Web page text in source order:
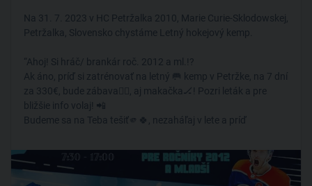
Na 31. 7. 2023 v HC Petržalka 2010, Marie Curie-Sklodowskej,
Petržalka, Slovensko chystáme Letný hokejový kemp.
“Ahoj! Si hráč/ brankár roč. 2012 a ml.!?
Ak áno, príď si zatrénovať na letný 🥅 kemp v Petržke, na 7 dní
za 330€, bude zábava🤸‍♀️, aj makačka🏒! Pozri leták a pre
bližšie info volaj! 📲
Budeme sa na Teba tešiť🫵🍀, nezaháľaj v lete a príď